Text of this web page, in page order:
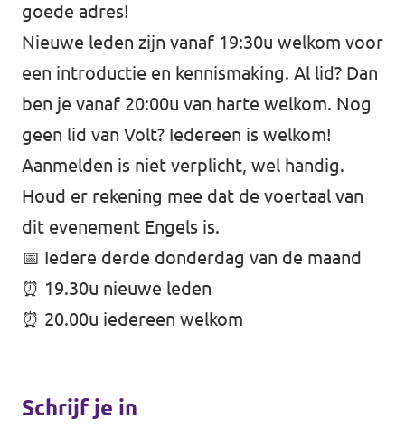
goede adres!
Nieuwe leden zijn vanaf 19:30u welkom voor
een introductie en kennismaking. Al lid? Dan
ben je vanaf 20:00u van harte welkom. Nog
geen lid van Volt? Iedereen is welkom!
Aanmelden is niet verplicht, wel handig.
Houd er rekening mee dat de voertaal van
dit evenement Engels is.
📅 Iedere derde donderdag van de maand
⏰ 19.30u nieuwe leden
⏰ 20.00u iedereen welkom
Schrijf je in